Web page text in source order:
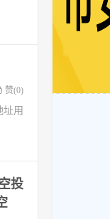
赞(0)
址用
投